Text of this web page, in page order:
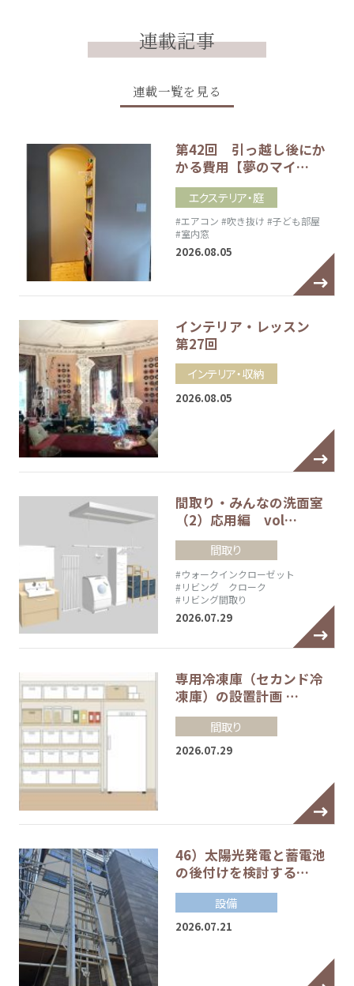
連載記事
連載一覧を見る
第42回 引っ越し後にか
かる費用【夢のマイ…
エクステリア・庭
#エアコン #吹き抜け #子ども部屋
#室内窓
2026.08.05
インテリア・レッスン
第27回
インテリア・収納
2026.08.05
間取り・みんなの洗面室
（2）応用編 vol…
間取り
#ウォークインクローゼット
#リビング クローク
#リビング間取り
2026.07.29
専用冷凍庫（セカンド冷
凍庫）の設置計画 …
間取り
2026.07.29
46）太陽光発電と蓄電池
の後付けを検討する…
設備
2026.07.21